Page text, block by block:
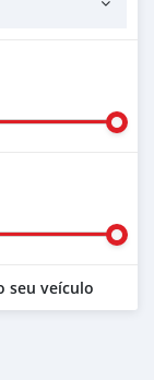
seu veículo